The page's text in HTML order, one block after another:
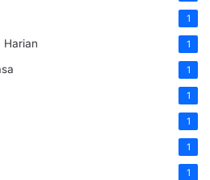
1
Harian 1
1
1
1
1
1